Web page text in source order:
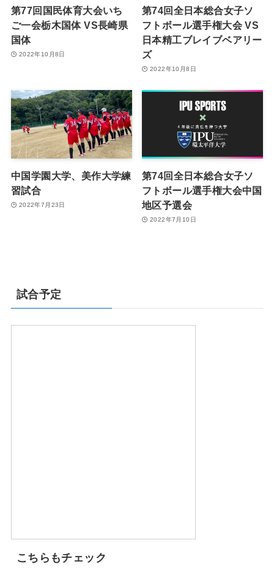
第77回国民体育大会いち
ご一会栃木国体 VS長崎県
国体
2022年10月8日
第74回全日本総合女子ソ
フトボール選手権大会 VS
日本精工ブレイブベアリー
ズ
2022年10月8日
中国学園大学、美作大学練
習試合
2022年7月23日
第74回全日本総合女子ソ
フトボール選手権大会中国
地区予選会
2022年7月10日
試合予定
こちらもチェック